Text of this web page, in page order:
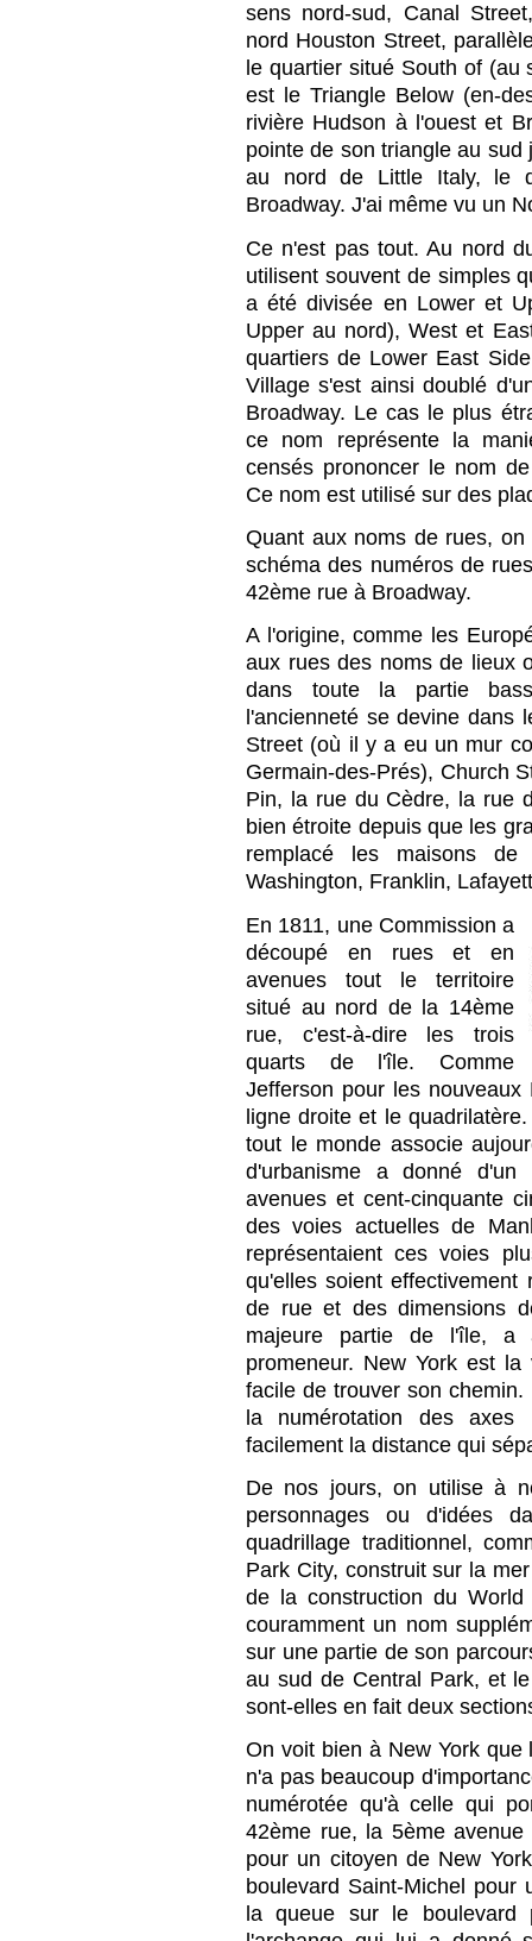
sens nord-sud, Canal
nord Houston Street,
le quartier situé South of (au
est le Triangle Below (en-
rivière Hudson à l'ouest et
pointe de son triangle au
au nord de Little Italy, le
Broadway. J'ai même vu un
Ce n'est pas tout. Au nord
utilisent souvent de simples
a été divisée en Lower et
Upper au nord), West et
quartiers de Lower East
Village s'est ainsi doublé
Broadway. Le cas le plus
ce nom représente la
censés prononcer le nom
Ce nom est utilisé sur des
Quant aux noms de rues,
schéma des numéros de
42ème rue à Broadway.
A l'origine, comme les
aux rues des noms de lieux
dans toute la partie
l'ancienneté se devine dans
Street (où il y a eu un mur
Germain-des-Prés), Church
Pin, la rue du Cèdre, la rue
bien étroite depuis que les
remplacé les maisons
Washington, Franklin,
En 1811, une Commission a
découpé en rues et en
avenues tout le territoire
situé au nord de la 14ème
rue, c'est-à-dire les trois
quarts de l'île. Comme
Jefferson pour les
ligne droite et le
tout le monde associe
d'urbanisme a donné
avenues et cent-cinquante
des voies actuelles de
représentaient ces voies
qu'elles soient effectivement
de rue et des dimensions
majeure partie de l'île, a
promeneur. New York est
facile de trouver son
la numérotation des
facilement la distance qui
De nos jours, on utilise à
personnages ou d'idées
quadrillage traditionnel,
Park City, construit sur la
de la construction du
couramment un nom
sur une partie de son
au sud de Central Park, et
sont-elles en fait deux
On voit bien à New York
n'a pas beaucoup
numérotée qu'à celle qui
42ème rue, la 5ème
pour un citoyen de New
boulevard Saint-Michel
la queue sur le